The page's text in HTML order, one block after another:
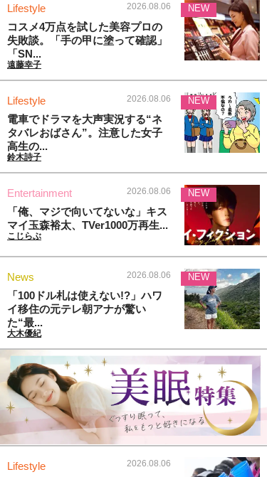
Lifestyle 2026.08.06
コスメ4万点を試した美容プロの
失敗談。「手の甲に塗って確認」
「SN...
遠藤幸子
NEW
Lifestyle 2026.08.06
電車でドラマを大声実況する“ネ
タバレおばさん”。注意した女子
高生の...
鈴木詩子
NEW
Entertainment 2026.08.06
「俺、マジで向いてないな」キス
マイ玉森裕太、TVer1000万再生...
こじらぶ
NEW
News 2026.08.06
「100ドル札は使えない!?」ハワ
イ移住の元テレ朝アナが驚い
た“最...
大木優紀
NEW
Lifestyle 2026.08.06